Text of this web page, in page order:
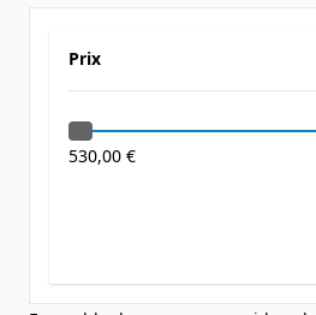
Prix
530,00 €